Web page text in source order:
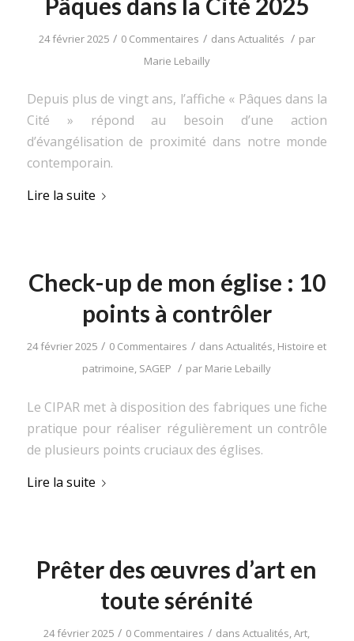
24 février 2025 / 0 Commentaires / dans Actualités / par
Marie Lebailly
Depuis plus de vingt ans, l’affiche « Pâques dans la
Cité » répond au besoin d’une action
d’évangélisation de proximité dans notre monde
contemporain.
Lire la suite
Check-up de mon église : 10
points à contrôler
24 février 2025 / 0 Commentaires / dansActualités, Histoire et
patrimoine, SAGEP / par Marie Lebailly
Le CIPAR met à disposition des fabriques une fiche
pratique pour réaliser régulièrement un contrôle
de plusieurs points cruciaux des églises.
Lire la suite
Prêter des œuvres d’art en
toute sérénité
24 février 2025 / 0 Commentaires / dansActualités,Art,